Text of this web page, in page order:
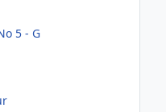
5 - G